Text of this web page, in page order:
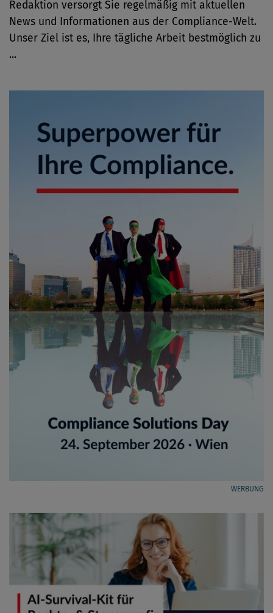
Redaktion versorgt Sie regelmäßig mit aktuellen
News und Informationen aus der Compliance-Welt.
Unser Ziel ist es, Ihre tägliche Arbeit bestmöglich zu
...
WERBUNG